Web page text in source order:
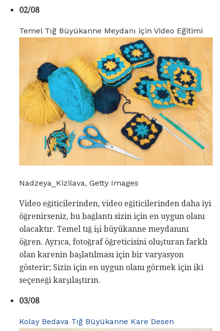
02/08
Temel Tığ Büyükanne Meydanı için Video Eğitimi
Nadzeya_Kizilava, Getty Images
Video eğiticilerinden, video eğiticilerinden daha iyi
öğrenirseniz, bu bağlantı sizin için en uygun olanı
olacaktır. Temel tığ işi büyükanne meydanını
öğren. Ayrıca, fotoğraf öğreticisini oluşturan farklı
olan karenin başlatılması için bir varyasyon
gösterir; Sizin için en uygun olanı görmek için iki
seçeneği karşılaştırın.
03/08
Kolay Bedava Tığ Büyükanne Kare Desen